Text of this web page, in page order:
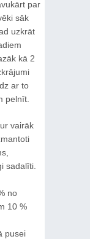
par
sāk
uzkrāt
kā 2
ar to
pelnīt.
vairāk
sadalīti.
no
10 %
pusei